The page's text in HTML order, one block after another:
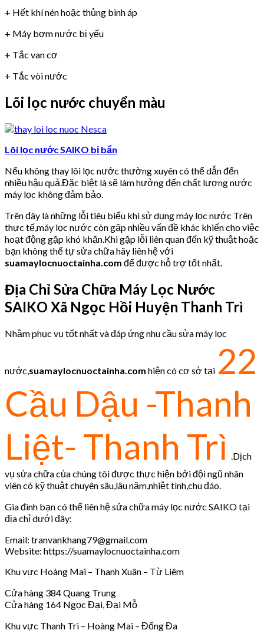
+ Hết khí nén hoặc thủng bình áp
+ Máy bơm nước bị yếu
+ Tắc van cơ
+ Tắc vòi nước
Lõi lọc nước chuyển màu
Lõi lọc nước SAIKO bị bẩn
Nếu không thay lõi lọc nước thường xuyên có thể dẫn đến
nhiều hậu quả.Đặc biệt là sẽ làm hưởng đến chất lượng nước
máy lọc không đảm bảo.
Trên đây là những lỗi tiêu biểu khi sử dụng máy lọc nước Trên
thực tế,máy lọc nước còn gặp nhiều vấn đề khác khiến cho việc
hoạt động gặp khó khăn.Khi gặp lỗi liên quan đến kỹ thuật hoặc
bạn không thể tự sửa chữa hãy liên hệ với
suamaylocnuoctainha.com để được hỗ trợ tốt nhất.
Địa Chỉ Sửa Chữa Máy Lọc Nước
SAIKO Xã Ngọc Hồi Huyện Thanh Trì
Nhằm phục vụ tốt nhất và đáp ứng nhu cầu sửa máy lọc
nước, suamaylocnuoctainha.com hiện có cơ sở tại 22
Cầu Dậu -Thanh
Liệt- Thanh Trì
.Dịch
vụ sửa chữa của chúng tôi được thực hiện bởi đội ngũ nhân
viên có kỹ thuật chuyên sâu,lâu năm,nhiệt tình,chu đáo.
Gia đình bạn có thể liên hệ sửa chữa máy lọc nước SAIKO tại
địa chỉ dưới đây:
Email: tranvankhang79@gmail.com
Website: https://suamaylocnuoctainha.com
Khu vực Hoàng Mai – Thanh Xuân – Từ Liêm
Cửa hàng 384 Quang Trung
Cửa hàng 164 Ngọc Đại, Đại Mỗ
Khu vực Thanh Trì – Hoàng Mai – Đống Đa